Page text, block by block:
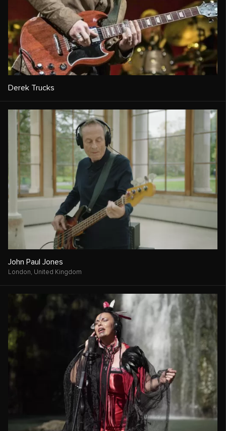
Derek Trucks
John Paul Jones
London, United Kingdom